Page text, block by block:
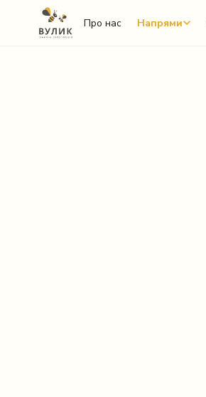
Про нас Напрями